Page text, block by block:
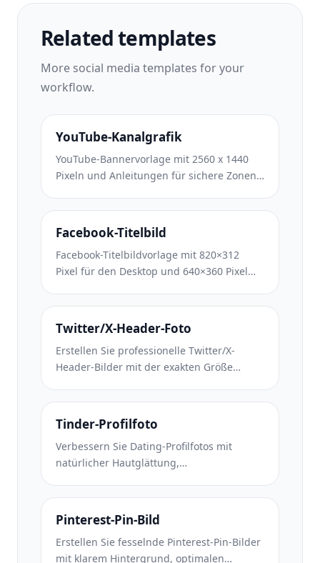
Related templates
More social media templates for your
workflow.
YouTube-Kanalgrafik
YouTube-Bannervorlage mit 2560 x 1440
Pixeln und Anleitungen für sichere Zonen.
Erstellerfotos, gerätespezifisches Layout
und markenkonsistente Kanalgrafiken.
Facebook-Titelbild
Facebook-Titelbildvorlage mit 820×312
Pixel für den Desktop und 640×360 Pixel
Markenbilder mit geeigneten sicheren
Zonen für die Überlappung von
Profilbildern und die Platzierung von CTA-
Buttons.
Twitter/X-Header-Foto
Erstellen Sie professionelle Twitter/X-
Header-Bilder mit der exakten Größe
Überlappung von Profilbildern und
funktioniert sowohl im dunklen als auch im
hellen Modus.
Tinder-Profilfoto
Verbessern Sie Dating-Profilfotos mit
natürlicher Hautglättung,
Beleuchtungskorrektur und subtiler
Farbkorrektur, die authentisch aussieht –
nicht gefiltert.
Pinterest-Pin-Bild
Erstellen Sie fesselnde Pinterest-Pin-Bilder
mit klarem Hintergrund, optimalen